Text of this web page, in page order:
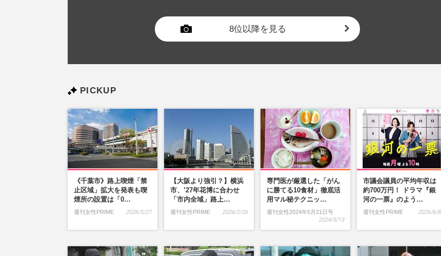
8位以降を見る
PICKUP
《千葉市》路上喫煙「禁
止区域」拡大を発表も喫
煙所の設置は「0…
週刊女性PRIME 2026/5/27
【大阪より強引？】横浜
市、’27年花博に合わせ
「市内全域」路上…
週刊女性PRIME 2026/2/26
専門医が厳選した「がん
に勝てる10食材」徹底活
用マル秘テクニッ…
週刊女性2024年5月21日号
2024/5/13
市議会議員の平均年収は
約700万円！ ドラマ『銀
河の一票』のよう…
週刊女性PRIME 2026/6/8